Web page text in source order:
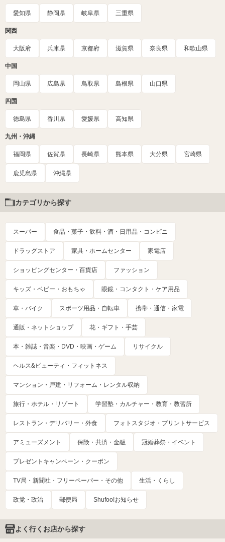
愛知県 静岡県 岐阜県 三重県
関西
大阪府 兵庫県 京都府 滋賀県 奈良県 和歌山県
中国
岡山県 広島県 鳥取県 島根県 山口県
四国
徳島県 香川県 愛媛県 高知県
九州・沖縄
福岡県 佐賀県 長崎県 熊本県 大分県 宮崎県
鹿児島県 沖縄県
カテゴリから探す
スーパー 食品・菓子・飲料・酒・日用品・コンビニ
ドラッグストア 家具・ホームセンター 家電店
ショッピングセンター・百貨店 ファッション
キッズ・ベビー・おもちゃ 眼鏡・コンタクト・ケア用品
車・バイク スポーツ用品・自転車 携帯・通信・家電
通販・ネットショップ 花・ギフト・手芸
本・雑誌・音楽・DVD・映画・ゲーム リサイクル
ヘルス&ビューティ・フィットネス
マンション・戸建・リフォーム・レンタル収納
旅行・ホテル・リゾート 学習塾・カルチャー・教育・教習所
レストラン・デリバリー・外食 フォトスタジオ・プリントサービス
アミューズメント 保険・共済・金融 冠婚葬祭・イベント
プレゼントキャンペーン・クーポン
TV局・新聞社・フリーペーパー・その他 生活・くらし
政党・政治 郵便局 Shufoo!お知らせ
よく行くお店から探す